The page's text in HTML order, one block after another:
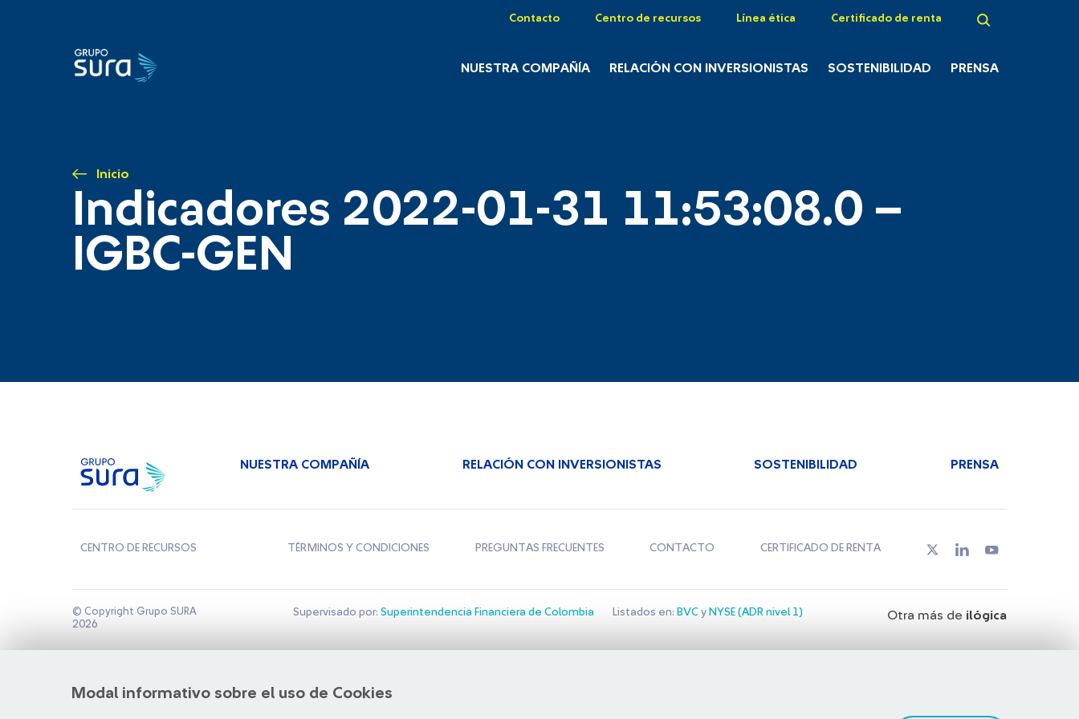
Contacto Centro de recursos Línea ética Certificado de renta
NUESTRA COMPAÑÍA RELACIÓN CON INVERSIONISTAS SOSTENIBILIDAD PRENSA
Inicio
Indicadores 2022-01-31 11:53:08.0 –
IGBC-GEN
Modal informativo sobre el uso de Cookies
NUESTRA COMPAÑÍA RELACIÓN CON INVERSIONISTAS SOSTENIBILIDAD PRENSA
CENTRO DE RECURSOS TÉRMINOS Y CONDICIONES PREGUNTAS FRECUENTES CONTACTO CERTIFICADO DE RENTA
© Copyright Grupo SURA
2026
Supervisado por: Superintendencia Financiera de Colombia Listados en: BVCy NYSE (ADR nivel 1) Otra más de ilógica